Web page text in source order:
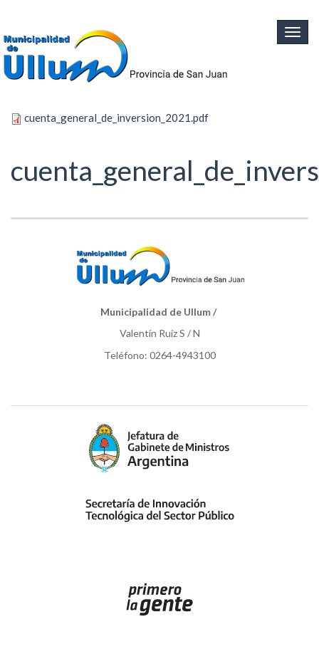
cuenta_general_de_inversion_2021.pdf
Municipalidad de Ullum /
Valentín Ruiz S / N
Teléfono: 0264-4943100